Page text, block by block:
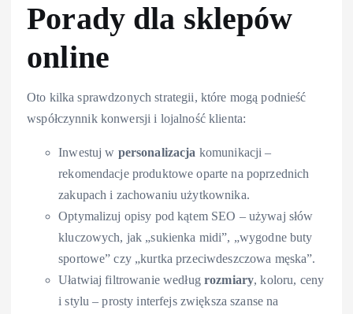
Porady dla sklepów
online
Oto kilka sprawdzonych strategii, które mogą podnieść
współczynnik konwersji i lojalność klienta:
Inwestuj w personalizacja komunikacji –
rekomendacje produktowe oparte na poprzednich
zakupach i zachowaniu użytkownika.
Optymalizuj opisy pod kątem SEO – używaj słów
kluczowych, jak „sukienka midi”, „wygodne buty
sportowe” czy „kurtka przeciwdeszczowa męska”.
Ułatwiaj filtrowanie wedługrozmiary, koloru, ceny
i stylu – prosty interfejs zwiększa szanse na